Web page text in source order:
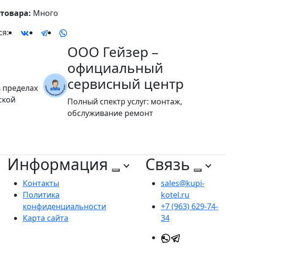
Много
ООО Гейзер –
официальный
сервисный центр
Полный спектр услуг: монтаж,
обслуживание ремонт
Информация
Контакты
Политика
конфиденциальности
Карта сайта
Связь
sales@kupi-
kotel.ru
+7 (963) 629-74-
34